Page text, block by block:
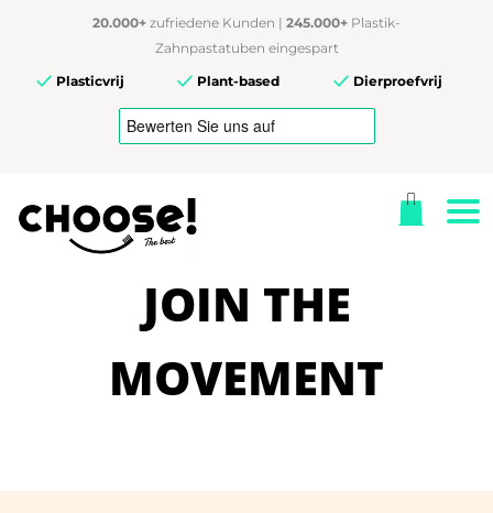
20.000+ zufriedene Kunden | 245.000+ Plastik-
Zahnpastatuben eingespart
Plasticvrij
Plant-based Dierproefvrij
JOIN THE
MOVEMENT